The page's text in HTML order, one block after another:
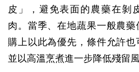
皮」，避免表面的農藥在剝
肉。當季、在地蔬果一般農
購上以此為優先，條件允許也
並以高溫烹煮進一步降低殘留風